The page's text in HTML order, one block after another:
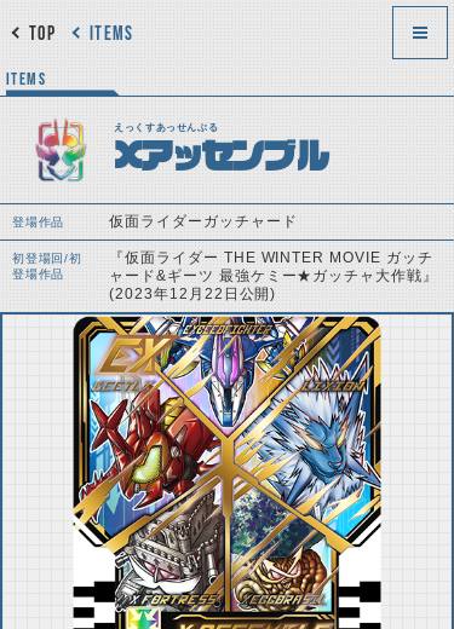
ITEMS
TOP
ITEMS
えっくすあっせんぶる
Xアッセンブル
登場作品 仮面ライダーガッチャード
初登場回/初
登場作品
『仮面ライダー THE WINTER MOVIE ガッチ
ャード&ギーツ 最強ケミー★ガッチャ大作戦』
(2023年12月22日公開)